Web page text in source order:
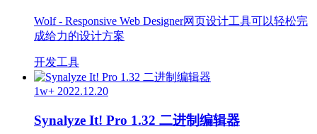
Wolf - Responsive Web Designer网页设计工具可以轻松完
成给力的设计方案
开发工具
1w+ 2022.12.20
Synalyze It! Pro 1.32 二进制编辑器